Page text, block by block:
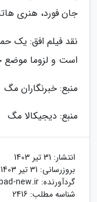
جان فورد، هنری
نقد فیلم افق: یک
است و لزوما موضع
منبع: خبرنگاران مگ
منبع: دیجیکالا مگ
انتشار: 31 تیر 1403
بروزرسانی: 31 تیر 1403
گردآورنده: new.ir
شناسه مطلب: 2416